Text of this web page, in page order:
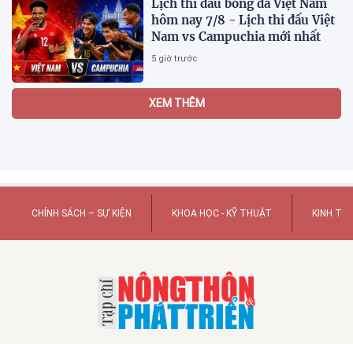
Lịch thi đấu bóng đá Việt Nam
hôm nay 7/8 - Lịch thi đấu Việt
Nam vs Campuchia mới nhất
5 giờ trước
Philippines hôm nay 1/8 - AFF
Việt Nam
18:35 01/08/2026